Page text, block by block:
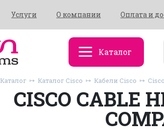
Услуги О компании Оплата и
Каталог
Каталог Каталог Cisco Кабели Cisco
CISCO CABLE